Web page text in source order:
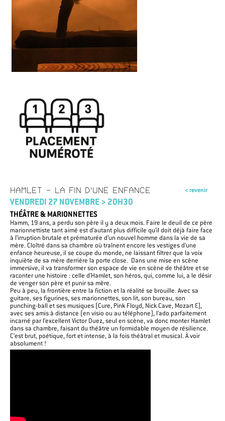
< revenir
HAMLET - LA FIN D'UNE ENFANCE
VENDREDI 27 NOVEMBRE > 20H30
THÉÂTRE & MARIONNETTES
Hamm, 19 ans, a perdu son père il y a deux mois. Faire le deuil de ce père
marionnettiste tant aimé est d’autant plus difficile qu’il doit déjà faire face
à l’irruption brutale et prématurée d’un nouvel homme dans la vie de sa
mère. Cloîtré dans sa chambre où traînent encore les vestiges d’une
enfance heureuse, il se coupe du monde, ne laissant filtrer que la voix
inquiète de sa mère derrière la porte close. Dans une mise en scène
immersive, il va transformer son espace de vie en scène de théâtre et se
raconter une histoire : celle d’Hamlet, son héros, qui, comme lui, a le désir
de venger son père et punir sa mère.
Peu à peu, la frontière entre la fiction et la réalité se brouille. Avec sa
guitare, ses figurines, ses marionnettes, son lit, son bureau, son
punching-ball et ses musiques (Cure, Pink Floyd, Nick Cave, Mozart …),
avec ses amis à distance (en visio ou au téléphone), l’ado parfaitement
incarné par l’excellent Victor Duez, seul en scène, va donc monter Hamlet
dans sa chambre, faisant du théâtre un formidable moyen de résilience
C’est brut, poétique, fort et intense, à la fois théâtral et musical. À voir
absolument !